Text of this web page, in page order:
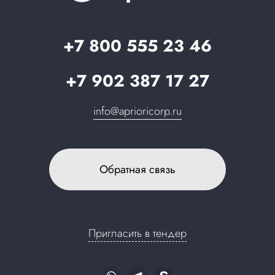
+7 800 555 23 46
+7 902 387 17 27
info@aprioricorp.ru
Обратная связь
Пригласить в тендер
Запрос в поддержку